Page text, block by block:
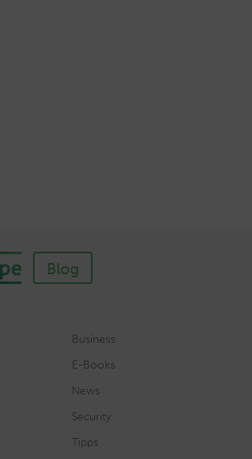
Blog
Business
E-Books
News
Security
Tipps